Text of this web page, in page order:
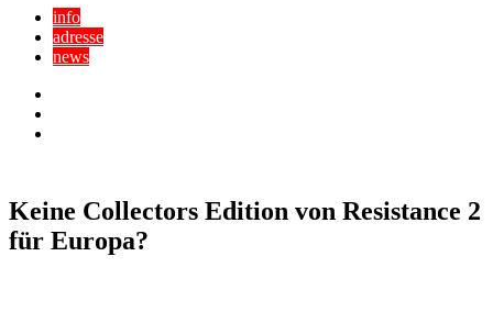
info
adresse
news
Keine Collectors Edition von Resistance 2
für Europa?